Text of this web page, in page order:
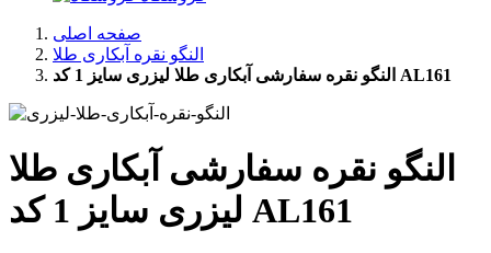
صفحه اصلی
النگو نقره آبکاری طلا
النگو نقره سفارشی آبکاری طلا لیزری سایز 1 کد AL161
النگو نقره سفارشی آبکاری طلا
لیزری سایز 1 کد AL161